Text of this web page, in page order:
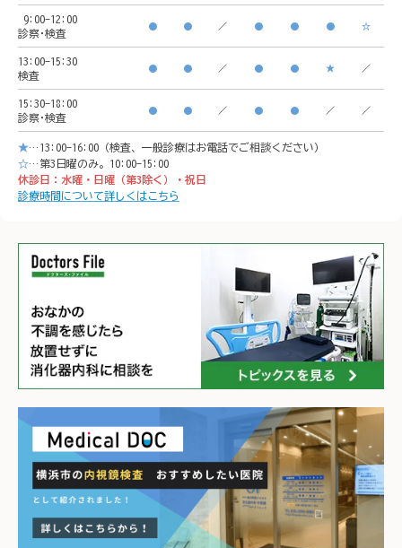
🚃アクセス方法
イオンモール「CeeU
yokohama」9階
※イオン内に地下駐車場あ
り
𐄁𐄙𐄁𐄙𐄁𐄙𐄁𐄙𐄁𐄙𐄁𐄙𐄁𐄙𐄁𐄙𐄁
𐄙𐄁𐄙𐄁𐄙𐄁𐄙𐄁
横浜
※イ
り
9:00-12:00
診察･検査
● ● ／ ● ● ● ☆
13:00-15:30
検査
● ● ／ ● ● ★ ／
15:30-18:00
診察･検査
● ● ／ ● ● ／ ／
★…13:00-16:00（検査、一般診療はお電話でご相談ください）
☆…第3日曜のみ。10:00-15:00
休診日：水曜・日曜（第3除く）・祝日
診療時間について詳しくはこちら